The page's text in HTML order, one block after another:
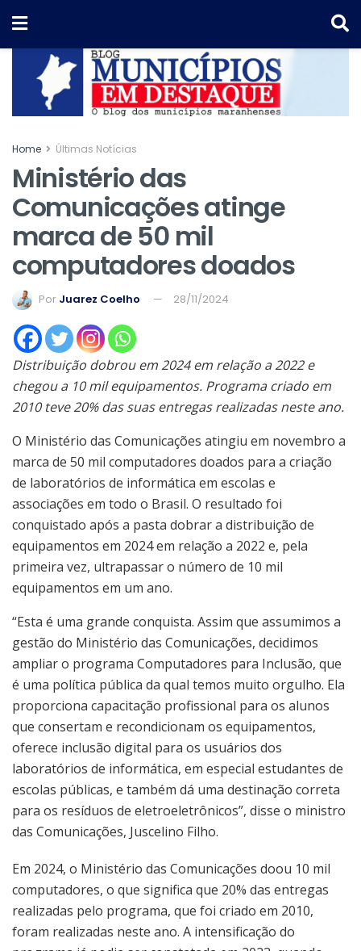
Home Últimas Notícias
Ministério das
Comunicações atinge
marca de 50 mil
computadores doados
Por Juarez Coelho 28/11/2024
Distribuição dobrou em 2024 em relação a 2022 e
chegou a 10 mil equipamentos. Programa criado em
2010 teve 20% das suas entregas realizadas neste ano.
O Ministério das Comunicações atingiu em novembro a
marca de 50 mil computadores doados para a criação
de laboratórios de informática em escolas e
associações em todo o Brasil. O resultado foi
conquistado após a pasta dobrar a distribuição de
equipamentos em 2024 em relação a 2022 e, pela
primeira vez, ultrapassar o número de 10 mil
equipamentos em um ano.
“Esta é uma grande conquista. Assim que assumimos a
gestão do Ministério das Comunicações, decidimos
ampliar o programa Computadores para Inclusão, que
é uma política pública da qual temos muito orgulho. Ela
proporciona capacitação profissional para os alunos
que consertam e recondicionam os equipamentos,
oferece inclusão digital para os usuários dos
laboratórios de informática, em especial estudantes de
escolas públicas, e também dá uma destinação correta
para os resíduos de eletroeletrônicos”, disse o ministro
das Comunicações, Juscelino Filho.
Em 2024, o Ministério das Comunicações doou 10 mil
computadores, o que significa que 20% das entregas
realizadas pelo programa, que foi criado em 2010,
foram realizadas neste ano. A intensificação do